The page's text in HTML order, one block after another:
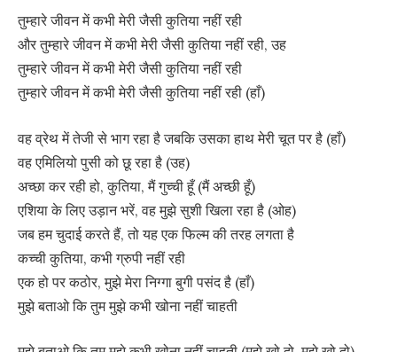
तुम्हारे जीवन में कभी मेरी जैसी कुतिया नहीं रही
और तुम्हारे जीवन में कभी मेरी जैसी कुतिया नहीं रही, उह
तुम्हारे जीवन में कभी मेरी जैसी कुतिया नहीं रही
तुम्हारे जीवन में कभी मेरी जैसी कुतिया नहीं रही (हाँ)
वह व्रेथ में तेजी से भाग रहा है जबकि उसका हाथ मेरी चूत पर है (हाँ)
वह एमिलियो पुसी को छू रहा है (उह)
अच्छा कर रही हो, कुतिया, मैं गुच्ची हूँ (मैं अच्छी हूँ)
एशिया के लिए उड़ान भरें, वह मुझे सुशी खिला रहा है (ओह)
जब हम चुदाई करते हैं, तो यह एक फिल्म की तरह लगता है
कच्ची कुतिया, कभी ग्रुपी नहीं रही
एक हो पर कठोर, मुझे मेरा निग्गा बुगी पसंद है (हाँ)
मुझे बताओ कि तुम मुझे कभी खोना नहीं चाहती